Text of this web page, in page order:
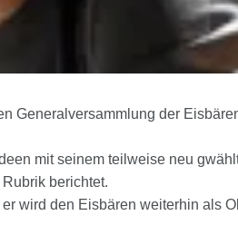
Generalversammlung der
mit seinem teilweise neu
berichtet.
wird den Eisbären weiterhin als